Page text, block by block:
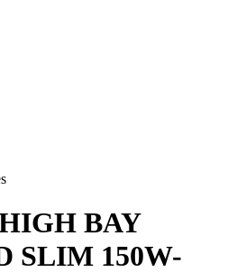
BAY
SLIM 150W-